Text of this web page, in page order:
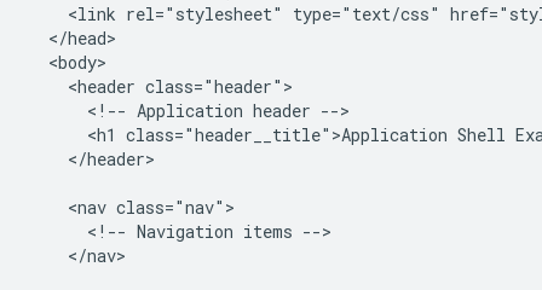
<link rel="stylesheet" type="text/css"
  </head>
  <body>
    <header class="header">
      <!-- Application header -->
<h1 class="header__title">Application Shell
    </header>
    <nav class="nav">
      <!-- Navigation items -->
    </nav>